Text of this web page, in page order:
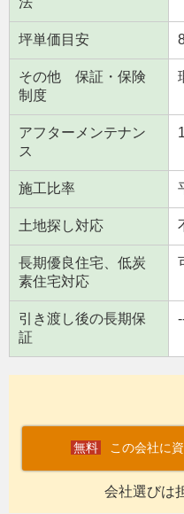
坪単価目安
その他 保証・保険
制度
アフターメンテナン
ス
施工比率
土地探し対応
長期優良住宅、低炭
素住宅対応
引き渡し後の長期保
証
この会社に
会社選びは